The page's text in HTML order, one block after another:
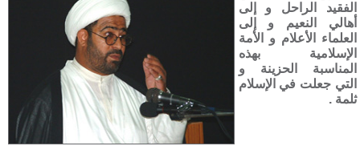
الفقيد الراحل و إلى
أهالي النعيم و إلى
العلماء الأعلام و الأمة
الإسلامية بهذه
المناسبة الحزينة و
التي جعلت في الإسلام
ثلمة .